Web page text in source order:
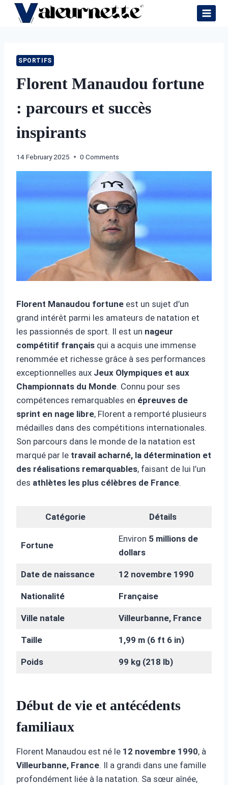
Skip
SPORTIFS
Florent Manaudou fortune
: parcours et succès
inspirants
14 February 2025 0 Comments
Florent Manaudou fortune est un sujet d’un
grand intérêt parmi les amateurs de natation et
les passionnés de sport. Il est un nageur
compétitif français qui a acquis une immense
renommée et richesse grâce à ses performances
exceptionnelles aux Jeux Olympiques et aux
Championnats du Monde. Connu pour ses
compétences remarquables en épreuves de
sprint en nage libre, Florent a remporté plusieurs
médailles dans des compétitions internationales.
Son parcours dans le monde de la natation est
marqué par le travail acharné, la détermination et
des réalisations remarquables, faisant de lui l’un
des athlètes les plus célèbres de France.
Catégorie Détails
Fortune
Environ 5 millions de
dollars
Date de naissance 12 novembre 1990
Nationalité Française
Ville natale Villeurbanne, France
Taille 1,99 m (6 ft 6 in)
Poids 99 kg (218 lb)
Début de vie et antécédents
familiaux
Florent Manaudou est né le 12 novembre 1990, à
Villeurbanne, France. Il a grandi dans une famille
profondément liée à la natation. Sa sœur aînée,